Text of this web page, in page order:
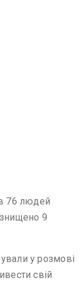
76 людей
9
у розмові
свій